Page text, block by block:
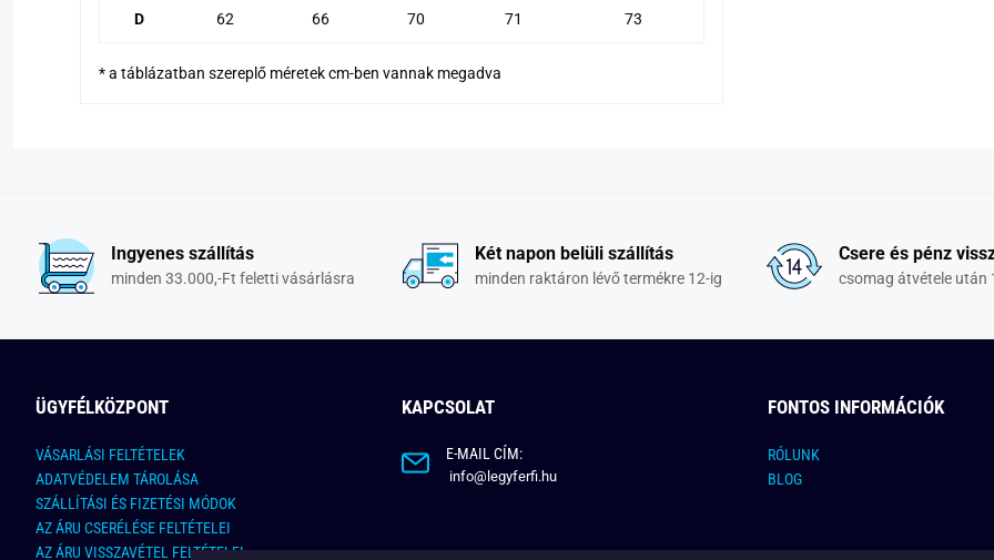
D 62 66 70 71 73
* a táblázatban szereplő méretek cm-ben vannak megadva
Ingyenes szállítás
minden 33.000,-Ft feletti vásárlásra
Két napon belüli szállítás
minden raktáron lévő termékre 12-ig
Csere és pénz
csomag átvétele után
ÜGYFÉLKÖZPONT
VÁSARLÁSI FELTÉTELEK
ADATVÉDELEM TÁROLÁSA
SZÁLLÍTÁSI ÉS FIZETÉSI MÓDOK
AZ ÁRU CSERÉLÉSE FELTÉTELEI
AZ ÁRU VISSZAVÉTEL FELTÉTELEI
KAPCSOLAT
E-MAIL CÍM:
info@legyferfi.hu
FONTOS INFORMÁCIÓK
RÓLUNK
BLOG